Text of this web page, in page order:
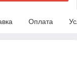
Оплата